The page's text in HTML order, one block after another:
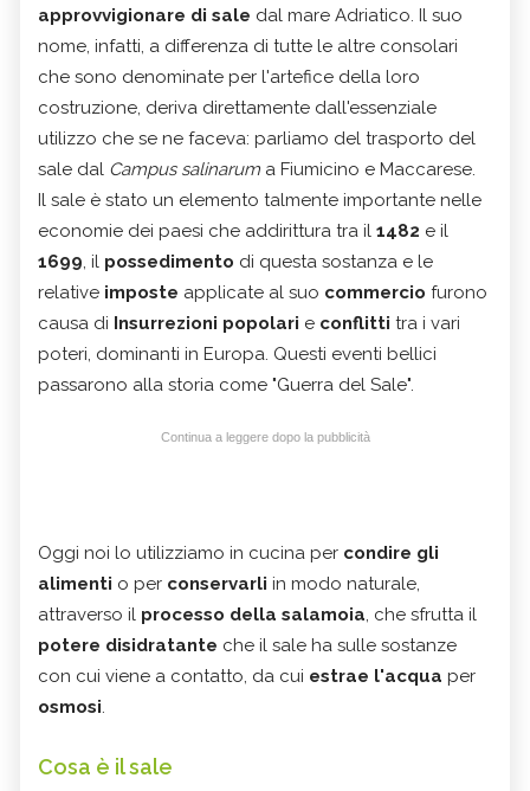
approvvigionare di sale dal mare Adriatico. Il suo
nome, infatti, a differenza di tutte le altre consolari
che sono denominate per l'artefice della loro
costruzione, deriva direttamente dall'essenziale
utilizzo che se ne faceva: parliamo del trasporto del
sale dal Campus salinarum a Fiumicino e Maccarese.
Il sale è stato un elemento talmente importante nelle
economie dei paesi che addirittura tra il 1482 e il
1699, il possedimento di questa sostanza e le
relative imposte applicate al suo commercio furono
causa di Insurrezioni popolari e conflitti tra i vari
poteri, dominanti in Europa. Questi eventi bellici
passarono alla storia come "Guerra del Sale".
Continua a leggere dopo la pubblicità
Oggi noi lo utilizziamo in cucina per condire gli
alimenti o per conservarli in modo naturale,
attraverso il processo della salamoia, che sfrutta il
potere disidratante che il sale ha sulle sostanze
con cui viene a contatto, da cui estrae l'acqua per
osmosi.
Cosa è il sale